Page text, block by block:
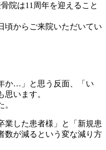
院は11周年を迎えること
頃からご来院いただいてい
か…」と思う反面、「い
います。
業した患者様」と「新規患
数が減るという変な減り方